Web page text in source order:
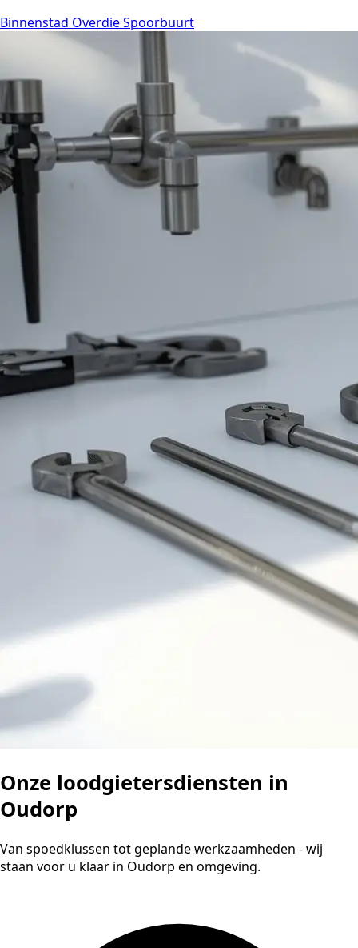
Binnenstad OverdieSpoorbuurt
Onze loodgietersdiensten in
Oudorp
Van spoedklussen tot geplande werkzaamheden - wij
staan voor u klaar in Oudorp en omgeving.